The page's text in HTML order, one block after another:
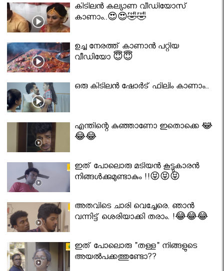
കിടിലൻ കല്യാണ വീഡിയോസ്
കാണാം..😍😍🤣🤣
ഉച്ച നേരത്ത് കാണാൻ പറ്റിയ
വീഡിയോ 😇😇
ഒരു കിടിലൻ ഷോർട് ഫിലിം കാണാം..
എന്തിന്റെ കുഞ്ഞാണോ ഇതൊക്കെ 😂
😂😂
ഇത് പോലൊരു മടിയൻ കൂട്ടുകാരൻ
നിങ്ങൾക്കുമുണ്ടാകും !!😝😝😝
അതവിടെ ചാരി വെച്ചേരെ. ഞാൻ
വന്നിട്ട് ശെരിയാക്കി തരാം. !😂😂😂
ഇത് പോലൊരു "തള്ള" നിങ്ങളുടെ
അയല്‍പക്കത്തുണ്ടോ??